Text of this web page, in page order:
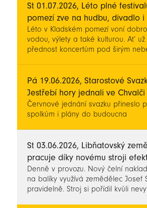
St 01.07.2026, Léto plné
pomezí zve na hudbu, divadlo
Léto v Kladském pomezí voní
vodou, výlety a také kulturou. Ať
přednost koncertům pod širým
přijdete na své.
Pá 19.06.2026, Starostové
Jestřebí hory jednali ve Chvalči
Červnové jednání svazku přineslo
spolkům i plány do budoucna
St 03.06.2026, Libňatovský
pracuje díky novému stroji
Denně v provozu. Nový čelní
na balíky využívá zemědělec Josef
pravidelně. Stroj si pořídil kvůli